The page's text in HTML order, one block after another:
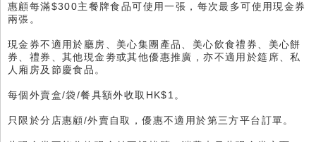
惠顧每滿$300主餐牌食品可使用一張，每次最多可使用現金券
兩張。
現金券不適用於廳房、美心集團產品、美心飲食禮券、美心餅
券、禮券、其他現金劵或其他優惠推廣，亦不適用於筵席、私
人廂房及節慶食品。
每個外賣盒/袋/餐具額外收取HK$1。
只限於分店惠顧/外賣自取，優惠不適用於第三方平台訂單。